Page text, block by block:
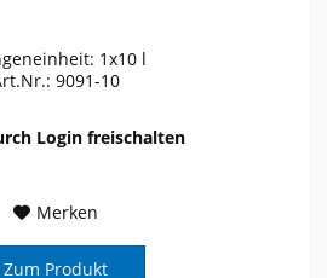
1x10 l
9091-10
Login freischalten
Merken
Zum Produkt